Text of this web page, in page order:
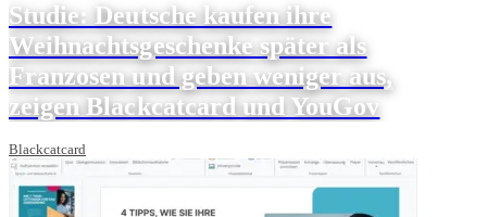
Studie: Deutsche kaufen ihre
Weihnachtsgeschenke später als
Franzosen und geben weniger aus,
zeigen Blackcatcard und YouGov
Blackcatcard